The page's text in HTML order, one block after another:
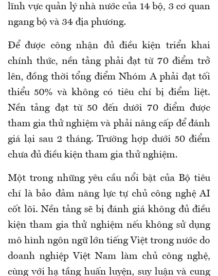
lĩnh vực quản lý nhà nước của 14 bộ, 3 cơ quan
ngang bộ và 34 địa phương.
Để được công nhận đủ điều kiện triển khai
chính thức, nền tảng phải đạt từ 70 điểm trở
lên, đồng thời tổng điểm Nhóm A phải đạt tối
thiểu 50% và không có tiêu chí bị điểm liệt.
Nền tảng đạt từ 50 đến dưới 70 điểm được
tham gia thử nghiệm và phải nâng cấp để đánh
giá lại sau 2 tháng. Trường hợp dưới 50 điểm
chưa đủ điều kiện tham gia thử nghiệm.
Một trong những yêu cầu nổi bật của Bộ tiêu
chí là bảo đảm năng lực tự chủ công nghệ AI
cốt lõi. Nền tảng sẽ bị đánh giá không đủ điều
kiện tham gia thử nghiệm nếu không sử dụng
mô hình ngôn ngữ lớn tiếng Việt trong nước do
doanh nghiệp Việt Nam làm chủ công nghệ,
cùng với hạ tầng huấn luyện, suy luận và cung